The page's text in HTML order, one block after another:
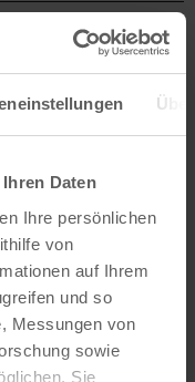
Daten
Ihre persönlichen
von
auf Ihrem
und so
Messungen von
sowie
Sie
von FC-